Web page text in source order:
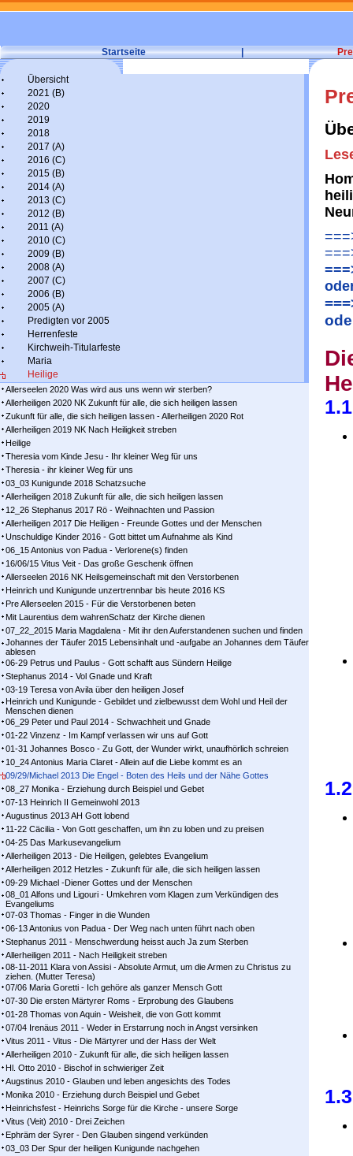
Startseite |
Übersicht
2021 (B)
2020
2019
2018
2017 (A)
2016 (C)
2015 (B)
2014 (A)
2013 (C)
2012 (B)
2011 (A)
2010 (C)
2009 (B)
2008 (A)
2007 (C)
2006 (B)
2005 (A)
Predigten vor 2005
Herrenfeste
Kirchweih-Titularfeste
Maria
Heilige
Allerseelen 2020 Was wird aus uns wenn wir sterben?
Allerheiligen 2020 NK Zukunft für alle, die sich heiligen lassen
Zukunft für alle, die sich heiligen lassen - Allerheiligen 2020 Rot
Allerheiligen 2019 NK Nach Heiligkeit streben
Heilige
Theresia vom Kinde Jesu - Ihr kleiner Weg für uns
Theresia - ihr kleiner Weg für uns
03_03 Kunigunde 2018 Schatzsuche
Allerheiligen 2018 Zukunft für alle, die sich heiligen lassen
12_26 Stephanus 2017 Rö - Weihnachten und Passion
Allerheiligen 2017 Die Heiligen - Freunde Gottes und der Menschen
Unschuldige Kinder 2016 - Gott bittet um Aufnahme als Kind
06_15 Antonius von Padua - Verlorene(s) finden
16/06/15 Vitus Veit - Das große Geschenk öffnen
Allerseelen 2016 NK Heilsgemeinschaft mit den Verstorbenen
Heinrich und Kunigunde unzertrennbar bis heute 2016 KS
Pre Allerseelen 2015 - Für die Verstorbenen beten
Mit Laurentius dem wahrenSchatz der Kirche dienen
07_22_2015 Maria Magdalena - Mit ihr den Auferstandenen suchen und finden
Johannes der Täufer 2015 Lebensinhalt und -aufgabe an Johannes dem Täufer
ablesen
06-29 Petrus und Paulus - Gott schafft aus Sündern Heilige
Stephanus 2014 - Vol Gnade und Kraft
03-19 Teresa von Avila über den heiligen Josef
Heinrich und Kunigunde - Gebildet und zielbewusst dem Wohl und Heil der
Menschen dienen
06_29 Peter und Paul 2014 - Schwachheit und Gnade
01-22 Vinzenz - Im Kampf ver­las­sen wir uns auf Gott
01-31 Johannes Bosco - Zu Gott, der Wunder wirkt, unaufhörlich schreien
10_24 Antonius Maria Claret - Allein auf die Liebe kommt es an
09/29/Michael 2013 Die Engel - Boten des Heils und der Nähe Gottes
08_27 Monika - Erziehung durch Beispiel und Gebet
07-13 Heinrich II Gemeinwohl 2013
Augustinus 2013 AH Gott lobend
11-22 Cäcilia - Von Gott geschaffen, um ihn zu loben und zu preisen
04-25 Das Markusevangelium
Allerheiligen 2013 - Die Heiligen, gelebtes Evangelium
Allerheiligen 2012 Hetzles - Zukunft für alle, die sich heiligen lassen
09-29 Michael -Diener Gottes und der Menschen
08_01 Alfons und Ligouri - Umkehren vom Klagen zum Verkündigen des
Evangeliums
07-03 Thomas - Finger in die Wunden
06-13 Antonius von Padua - Der Weg nach unten führt nach oben
Stephanus 2011 - Menschwerdung heisst auch Ja zum Sterben
Allerheiligen 2011 - Nach Heiligkeit streben
08-11-2011 Klara von Assisi - Absolute Armut, um die Armen zu Christus zu
ziehen. (Mutter Teresa)
07/06 Maria Goretti - Ich gehöre als ganzer Mensch Gott
07-30 Die ersten Märtyrer Roms - Erprobung des Glaubens
01-28 Thomas von Aquin - Weisheit, die von Gott kommt
07/04 Irenäus 2011 - Weder in Erstarrung noch in Angst versinken
Vitus 2011 - Vitus - Die Märtyrer und der Hass der Welt
Allerheiligen 2010 - Zukunft für alle, die sich heiligen lassen
Hl. Otto 2010 - Bischof in schwieriger Zeit
Augstinus 2010 - Glauben und leben angesichts des Todes
Monika 2010 - Erziehung durch Beispiel und Gebet
Heinrichsfest - Heinrichs Sorge für die Kirche - unsere Sorge
Vitus (Veit) 2010 - Drei Zeichen
Ephräm der Syrer - Den Glauben singend verkünden
03_03 Der Spur der heiligen Kunigunde nachgehen